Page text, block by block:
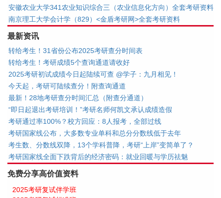
安徽农业大学341农业知识综合三（农业信息化方向）全套考研资料
南京理工大学会计学（829）<金盾考研网>全套考研资料
最新资讯
转给考生！31省份公布2025考研查分时间表
转给考生！考研成绩5个查询通道请收好
2025考研初试成绩今日起陆续可查 @学子：九月相见！
今天起，考研可陆续查分！附查询通道
最新！28地考研查分时间汇总（附查分通道）
“即日起退出考研培训！”考研名师何凯文承认成绩造假
考研通过率100%？校方回应：8人报考，全部过线
考研国家线公布，大多数专业单科和总分分数线低于去年
考生数、分数线双降，13个学科普降，考研“上岸”变简单了？
考研国家线全面下跌背后的经济密码：就业回暖与学历祛魅
免费分享高价值资料
2025考研复试伴学班